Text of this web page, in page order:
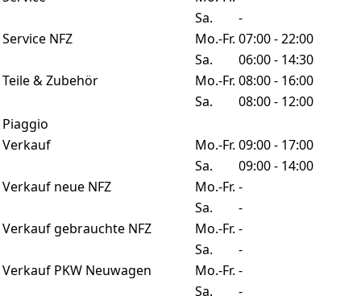
Sa.
-
Service NFZ
Mo.-Fr. 07:00 - 22:00
Sa.
06:00 - 14:30
Teile & Zubehör
Mo.-Fr. 08:00 - 16:00
Sa.
08:00 - 12:00
Piaggio
Verkauf
Mo.-Fr. 09:00 - 17:00
Sa.
09:00 - 14:00
Verkauf neue NFZ
Mo.-Fr. -
Sa.
-
Verkauf gebrauchte NFZ
Mo.-Fr. -
Sa.
-
Verkauf PKW Neuwagen
Mo.-Fr. -
Sa.
-